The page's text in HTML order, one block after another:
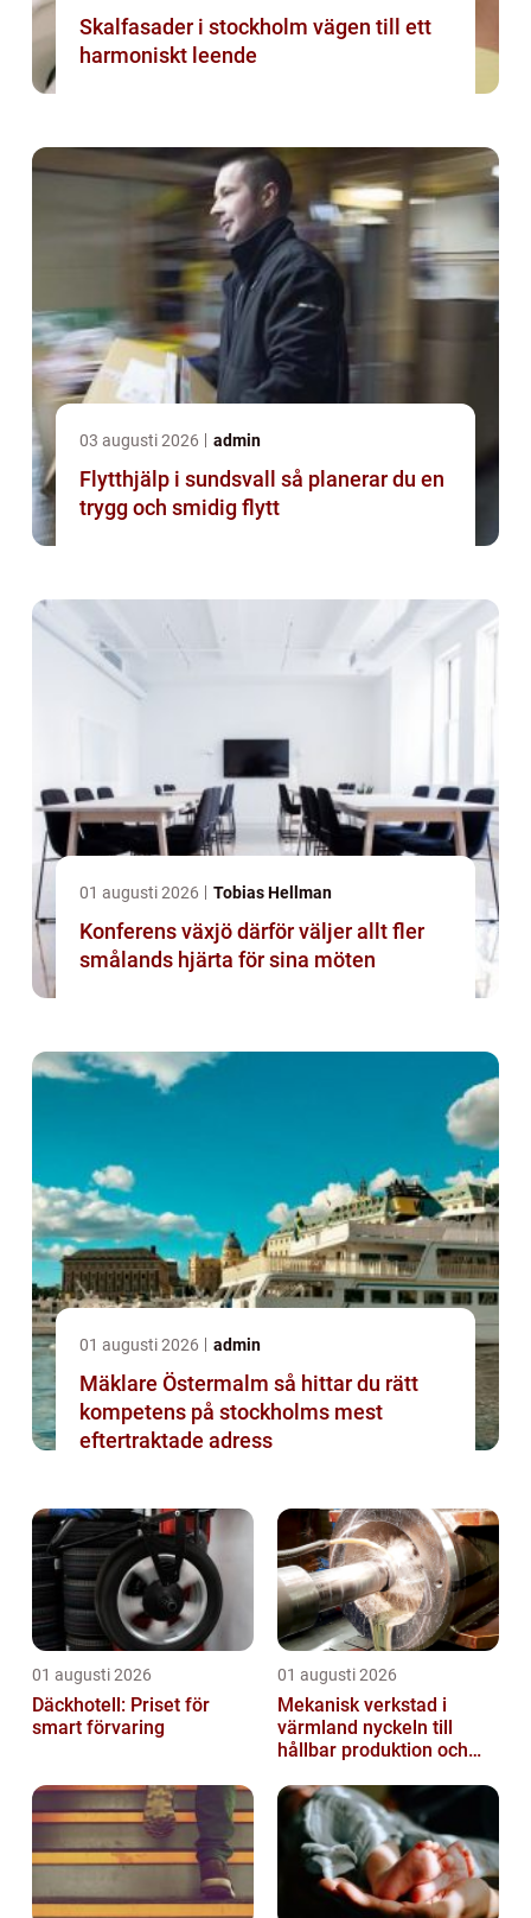
Skalfasader i stockholm vägen till ett
harmoniskt leende
03 augusti 2026 admin
Flytthjälp i sundsvall så planerar du en
trygg och smidig flytt
01 augusti 2026 Tobias Hellman
Konferens växjö därför väljer allt fler
smålands hjärta för sina möten
01 augusti 2026 admin
Mäklare Östermalm så hittar du rätt
kompetens på stockholms mest
eftertraktade adress
01 augusti 2026
Däckhotell: Priset för
smart förvaring
01 augusti 2026
Mekanisk verkstad i
värmland nyckeln till
hållbar produktion och